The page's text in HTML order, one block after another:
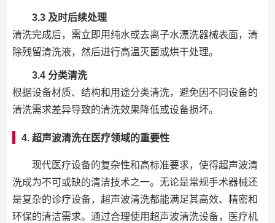
3.3 及时后续处理
清洗完成后，需立即用纯水或去离子水漂洗器械表面，清
除残留清洗液，然后进行高温灭菌或烘干处理。
3.4 分类清洗
根据设备材质、结构和用途分类清洗，避免因不同设备的
清洗需求差异导致的清洗效果降低或设备损坏。
4. 超声波清洗在医疗领域的重要性
现代医疗设备的复杂性和高标准要求，使得超声波清
洗成为不可或缺的清洁技术之一。无论是常规手术器械还
是复杂的诊疗设备，超声波清洗都能满足其高效、精密和
环保的清洁需求。通过合理使用超声波清洗设备，医疗机